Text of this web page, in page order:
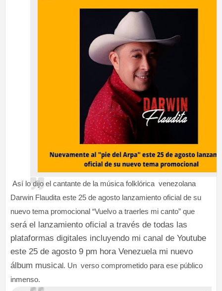
Así lo dijo el cantante de la música folklórica venezolana
Darwin Flaudita este 25 de agosto lanzamiento oficial de su
nuevo tema promocional “Vuelvo a traerles mi canto” que
será el lanzamiento oficial a través de todas las
plataformas digitales incluyendo mi canal de Youtube
este 25 de agosto 9 pm hora Venezuela mi nuevo
álbum musical. Un verso comprometido para ese público
inmenso.